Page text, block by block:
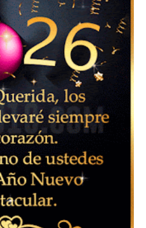
Fondo y Transparentes en
】 ⬇️